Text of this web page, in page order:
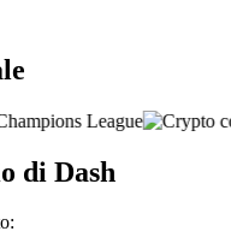
di Dash